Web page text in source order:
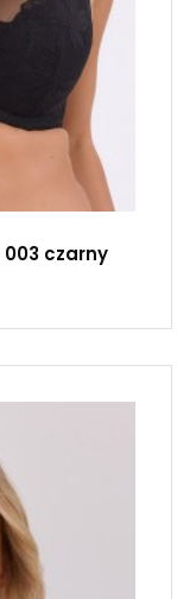
czarny